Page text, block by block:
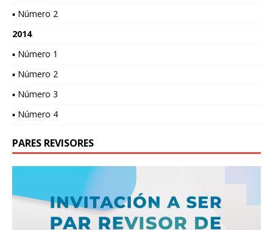
▪ Número 2
2014
▪ Número 1
▪ Número 2
▪ Número 3
▪ Número 4
PARES REVISORES